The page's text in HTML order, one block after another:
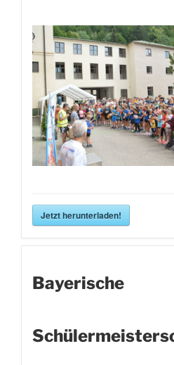
Jetzt herunterladen!
Bayerische